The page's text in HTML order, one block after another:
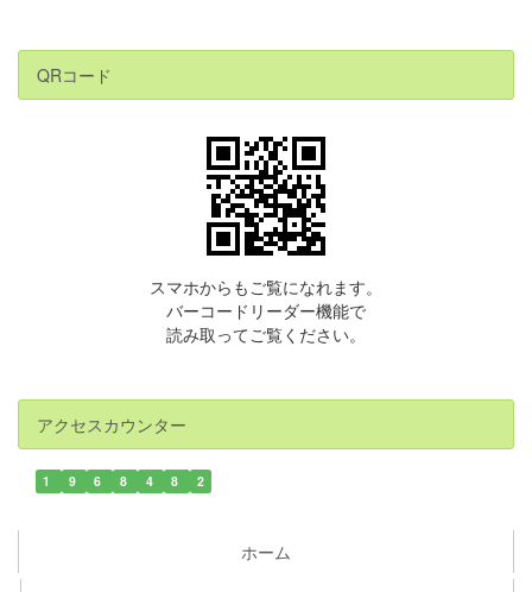
QRコード
スマホからもご覧になれます。
バーコードリーダー機能で
読み取ってご覧ください。
アクセスカウンター
1 9 6 8 4 8 2
ホーム